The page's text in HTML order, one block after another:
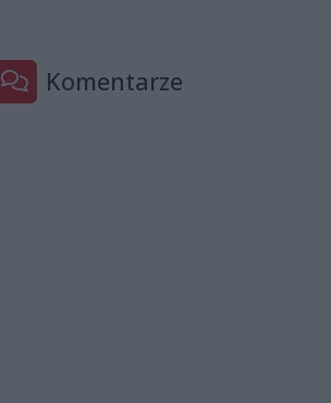
Komentarze